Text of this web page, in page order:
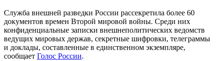
Служба внешней разведки России рассекретила более 60
документов времен Второй мировой войны. Среди них
конфиденциальные записки внешнеполитических ведомств
ведущих мировых держав, секретные шифровки, телеграммы
и доклады, составленные в единственном экземпляре,
сообщает Голос России.